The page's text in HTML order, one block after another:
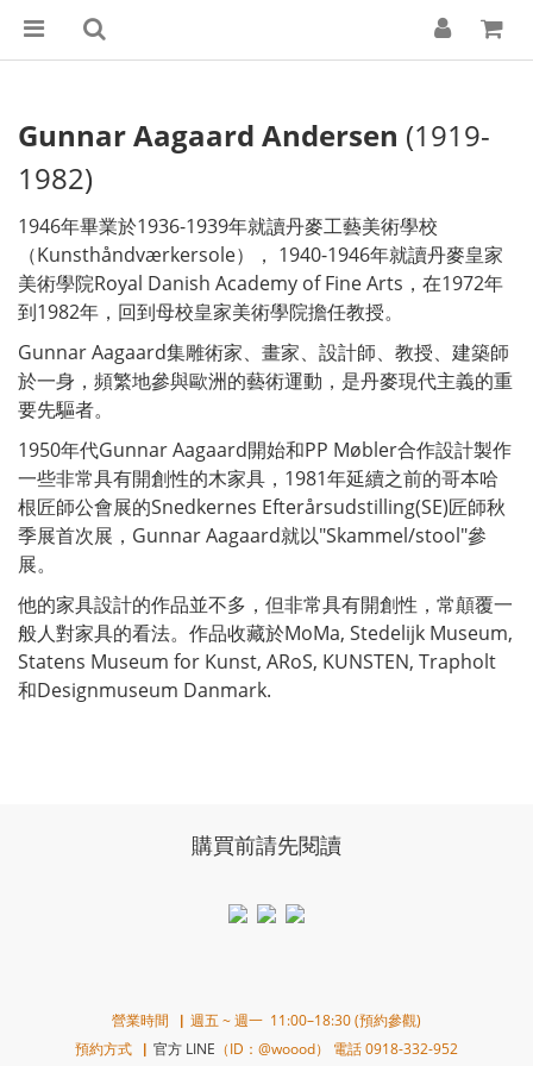
Gunnar Aagaard Andersen (1919-
1982)
1946年畢業於1936-1939年就讀丹麥工藝美術學校
（Kunsthåndværkersole）， 1940-1946年就讀丹麥皇家
美術學院Royal Danish Academy of Fine Arts，在1972年
到1982年，回到母校皇家美術學院擔任教授。
Gunnar Aagaard集雕術家、畫家、設計師、教授、建築師
於一身，頻繁地參與歐洲的藝術運動，是丹麥現代主義的重
要先驅者。
1950年代Gunnar Aagaard開始和PP Møbler合作設計製作
一些非常具有開創性的木家具，1981年延續之前的哥本哈
根匠師公會展的Snedkernes Efterårsudstilling(SE)匠師秋
季展首次展，Gunnar Aagaard就以"Skammel/stool"參
展。
他的家具設計的作品並不多，但非常具有開創性，常顛覆一
般人對家具的看法。作品收藏於MoMa, Stedelijk Museum,
Statens Museum for Kunst, ARoS, KUNSTEN, Trapholt
和Designmuseum Danmark.
購買前請先閱讀
營業時間▕ 週五 ~ 週一 11:00–18:30 (預約參觀)
預約方式▕ 官方 LINE （ID：@woood） 電話 0918-332-952